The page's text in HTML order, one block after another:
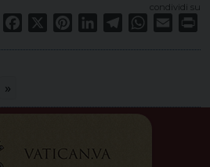
condividi su
Facebook PinterestLinkedInTelegramWhatsApp
Email
»